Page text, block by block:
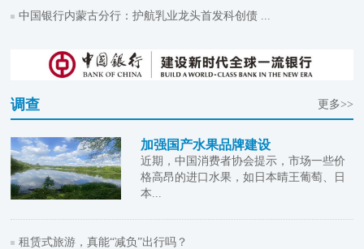
中国银行内蒙古分行：护航乳业龙头首发科创债 ...
调查 更多>>
加强国产水果品牌建设
近期，中国消费者协会提示，市场一些价
格高昂的进口水果，如日本晴王葡萄、日
本...
租赁式旅游，真能“减负”出行吗？